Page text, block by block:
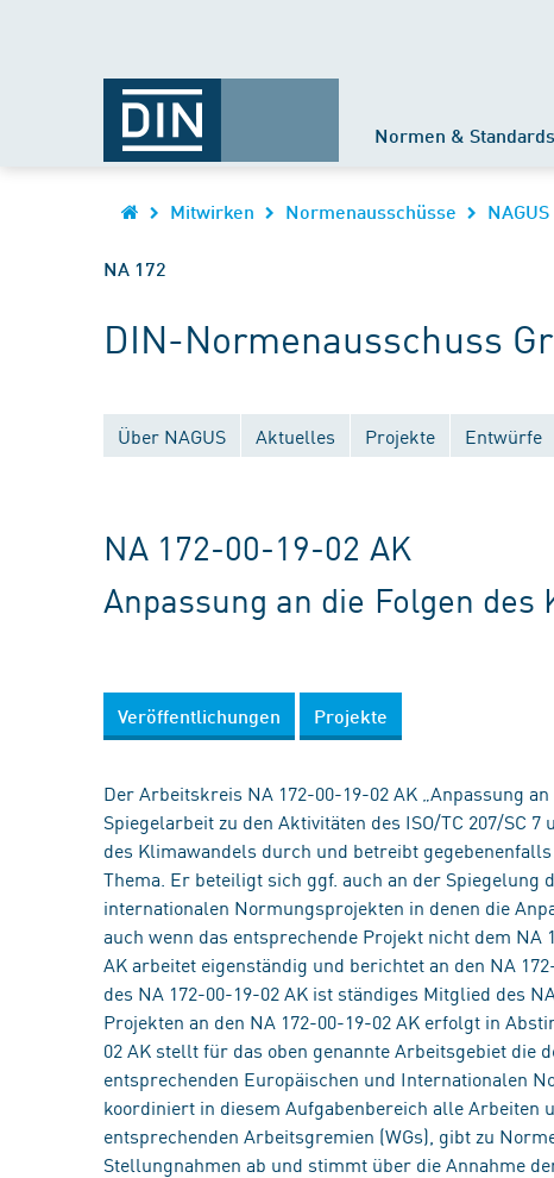
Normen & Standards
Mitwirken Normenausschüsse NAGUS
NA 172
DIN-Normenausschuss
Über NAGUS Aktuelles Projekte Entwürfe
NA 172-00-19-02 AK
Anpassung an die Folgen des
Veröffentlichungen Projekte
Der Arbeitskreis NA 172-00-19-02 AK „Anpassung
Spiegelarbeit zu den Aktivitäten des ISO/TC 207/SC
des Klimawandels durch und betreibt
Thema. Er beteiligt sich ggf. auch an der
internationalen Normungsprojekten in denen die
auch wenn das entsprechende Projekt nicht dem NA
AK arbeitet eigenständig und berichtet an den NA
des NA 172-00-19-02 AK ist ständiges Mitglied des
Projekten an den NA 172-00-19-02 AK erfolgt in
02 AK stellt für das oben genannte Arbeitsgebiet die
entsprechenden Europäischen und Internationalen
koordiniert in diesem Aufgabenbereich alle Arbeiten
entsprechenden Arbeitsgremien (WGs), gibt zu
Stellungnahmen ab und stimmt über die Annahme